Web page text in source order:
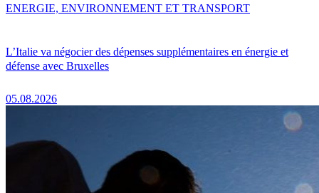
L’Italie va négocier des dépenses supplémentaires en énergie et
défense avec Bruxelles
05.08.2026
ENERGIE, ENVIRONNEMENT ET TRANSPORT